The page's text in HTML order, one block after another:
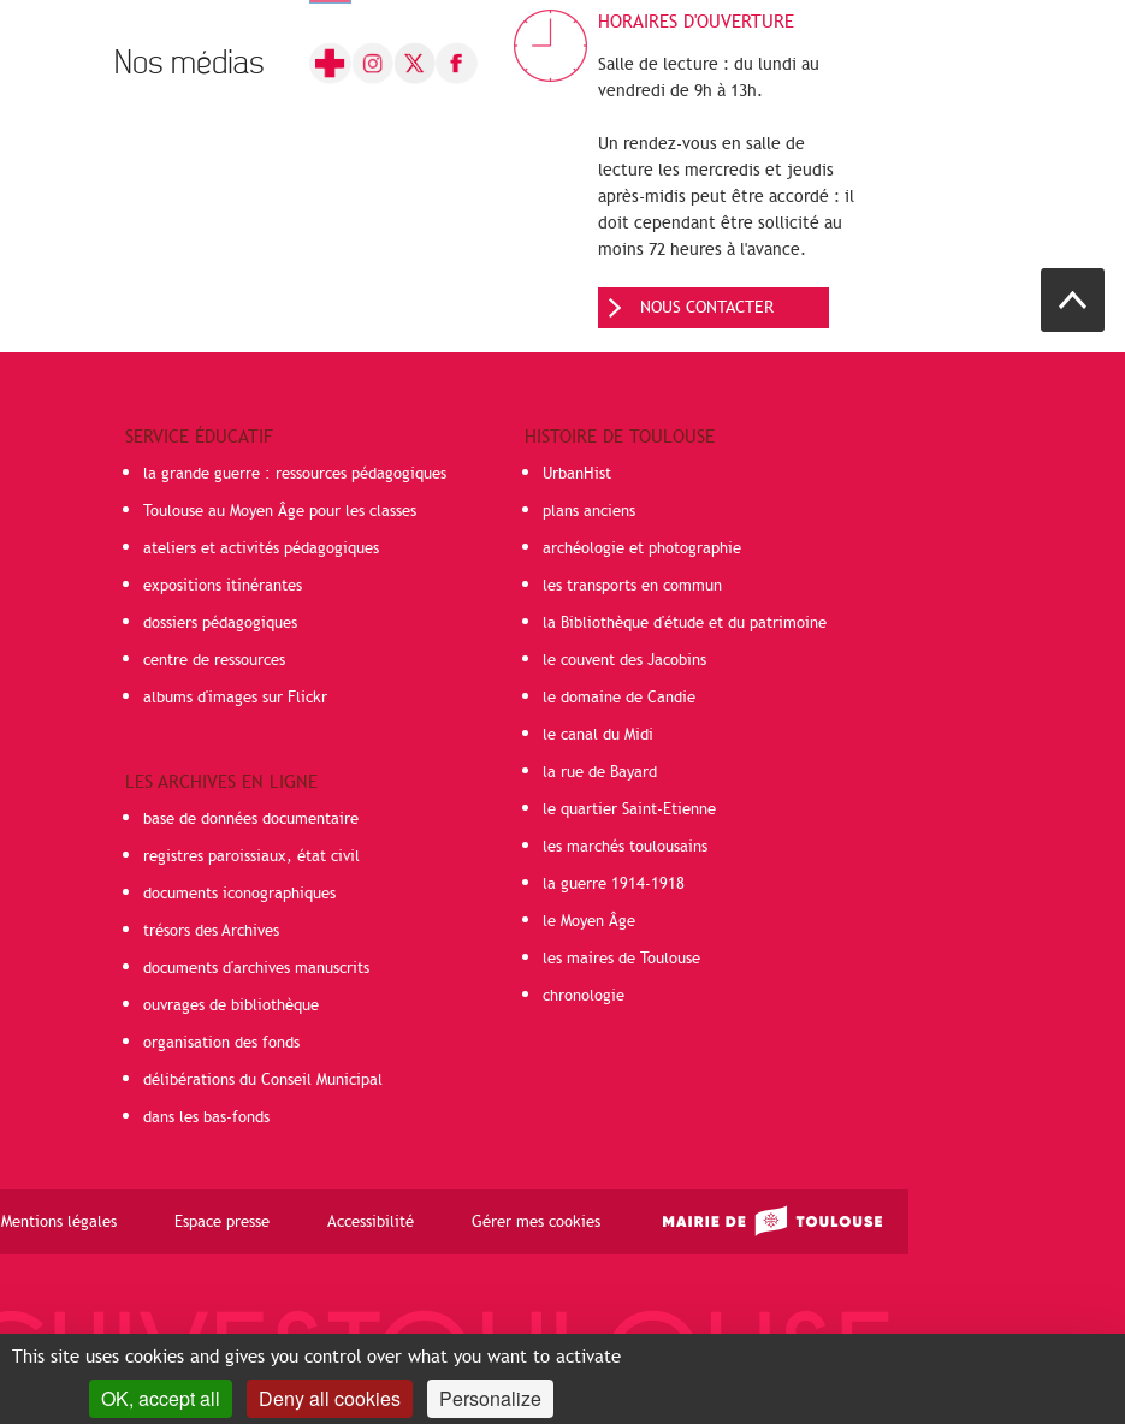
Nos médias
HORAIRES D'OUVERTURE
Salle de lecture : du lundi au
vendredi de 9h à 13h.
Un rendez-vous en salle de
lecture les mercredis et jeudis
après-midis peut être accordé : il
doit cependant être sollicité au
moins 72 heures à l'avance.
NOUS CONTACTER
SERVICE ÉDUCATIF
la grande guerre : ressources pédagogiques
Toulouse au Moyen Âge pour les classes
ateliers et activités pédagogiques
expositions itinérantes
dossiers pédagogiques
centre de ressources
albums d'images sur Flickr
LES ARCHIVES EN LIGNE
base de données documentaire
registres paroissiaux, état civil
documents iconographiques
trésors des Archives
documents d'archives manuscrits
ouvrages de bibliothèque
organisation des fonds
délibérations du Conseil Municipal
dans les bas-fonds
HISTOIRE DE TOULOUSE
UrbanHist
plans anciens
archéologie et photographie
les transports en commun
la Bibliothèque d'étude et du patrimoine
le couvent des Jacobins
le domaine de Candie
le canal du Midi
la rue de Bayard
le quartier Saint-Etienne
les marchés toulousains
la guerre 1914-1918
le Moyen Âge
les maires de Toulouse
chronologie
Mentions légales Espace presse Accessibilité Gérer mes cookies
This site uses cookies and gives you control over what you want to activate
OK, accept all Deny all cookies Personalize